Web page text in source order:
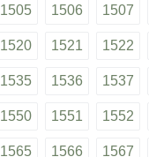
1505 1506 1507
1520 1521 1522
1535 1536 1537
1550 1551 1552
1565 1566 1567